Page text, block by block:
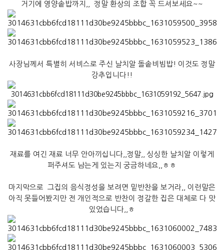
거기에 영양솥밥까지,, 정말 환상의 조합 꼭 드셔보세요~~
사장님께서 특별히 서비스로 주신 날치알 돌솥비빔밥! 이것도 정말
강추입니다!!
재료를 여긴 재료 너무 안아끼십니다,,정말,, 싱싱한 날치알 이렇게
퍼주셔도 남는게 있는지 궁금하네요,,ㅎㅎ
마지막으로 그집의 음식정성을 보려면 밑반찬을 보거라,, 이런말은
아직 못들어봤지만 전 개인적으로 반찬이 정갈한 집은 대체로 다 맛
있었습니다,,ㅎ